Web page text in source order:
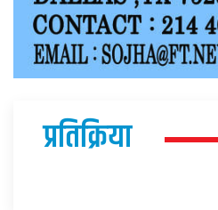
प्रतिक्रिया